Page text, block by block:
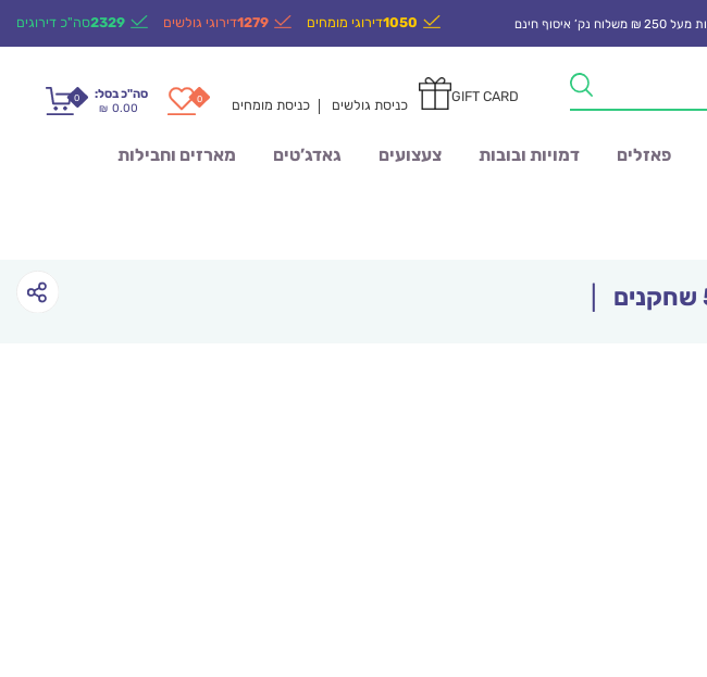
1050דירוגי מומחים 1279דירוגי גולשים 2329סה"כ דירוגים
GIFT CARD כניסת גולשים כניסת מומחים 0
0 סה"כ בסל:
₪ 0.00
פאזלים דמויות ובובות צעצועים גאדג’טים מארזים וחבילות